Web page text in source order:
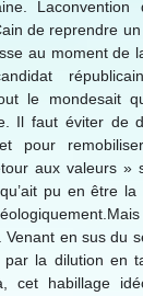
Laconvention
de reprendre un
au moment de
le mondesait
Il faut éviter de
pour
aux valeurs »
pu en être la
Venant en sus du
par la dilution en
cet habillage